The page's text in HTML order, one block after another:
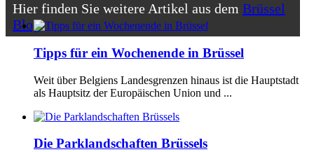
Hier finden Sie weitere Artikel aus dem Brüssel
Blog
Tipps für ein Wochenende in Brüssel
Weit über Belgiens Landesgrenzen hinaus ist die Hauptstadt
als Hauptsitz der Europäischen Union und ...
Die Parklandschaften Brüssels